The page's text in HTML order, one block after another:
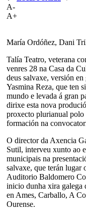
A-
A+
María Ordóñez, Dani
Talía Teatro, veterana
venres 28 na Casa da
deus salvaxe, versión
Yasmina Reza, que ten
mundo e levada á gran
dirixe esta nova
proxecto plurianual
formación na
O director da Axencia
Sutil, interveu xunto ao
municipais na
salvaxe, que terán lugar
Auditorio Baldomero
inicio dunha xira galega
en Ames, Carballo, A
Ourense.